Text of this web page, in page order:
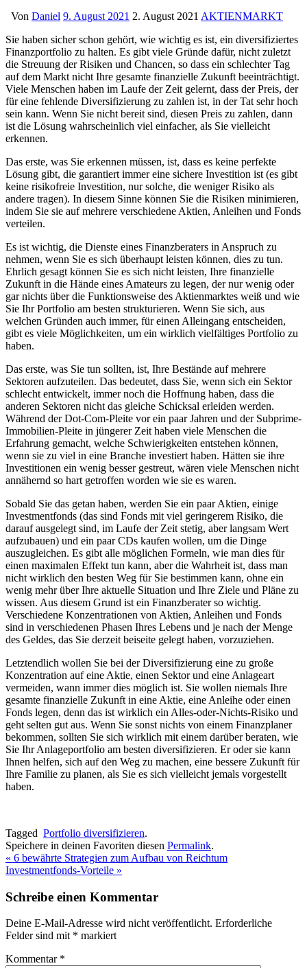
Von Daniel 9. August 2021 2. August 2021 AKTIENMARKT
Sie haben sicher schon gehört, wie wichtig es ist, ein diversifiziertes
Finanzportfolio zu halten. Es gibt viele Gründe dafür, nicht zuletzt
die Streuung der Risiken und Chancen, so dass ein schlechter Tag
auf dem Markt nicht Ihre gesamte finanzielle Zukunft beeinträchtigt.
Viele Menschen haben im Laufe der Zeit gelernt, dass der Preis, der
für eine fehlende Diversifizierung zu zahlen ist, in der Tat sehr hoch
sein kann. Wenn Sie nicht bereit sind, diesen Preis zu zahlen, dann
ist die Lösung wahrscheinlich viel einfacher, als Sie vielleicht
erkennen.
Das erste, was Sie erkennen müssen, ist, dass es keine perfekte
Lösung gibt, die garantiert immer eine sichere Investition ist (es gibt
keine risikofreie Investition, nur solche, die weniger Risiko als
andere tragen). In diesem Sinne können Sie die Risiken minimieren,
indem Sie sie auf mehrere verschiedene Aktien, Anleihen und Fonds
verteilen.
Es ist wichtig, die Dienste eines Finanzberaters in Anspruch zu
nehmen, wenn Sie es sich überhaupt leisten können, dies zu tun.
Ehrlich gesagt können Sie es sich nicht leisten, Ihre finanzielle
Zukunft in die Hände eines Amateurs zu legen, der nur wenig oder
gar nichts über die Funktionsweise des Aktienmarktes weiß und wie
Sie Ihr Portfolio am besten strukturieren. Wenn Sie sich, aus
welchen Gründen auch immer, für einen Alleingang entscheiden,
gibt es viele Möglichkeiten, um ein wirklich vielfältiges Portfolio zu
haben.
Das erste, was Sie tun sollten, ist, Ihre Bestände auf mehrere
Sektoren aufzuteilen. Das bedeutet, dass Sie, wenn sich ein Sektor
schlecht entwickelt, immer noch die Hoffnung haben, dass die
anderen Sektoren nicht das gleiche Schicksal erleiden werden.
Während der Dot-Com-Pleite vor ein paar Jahren und der Subprime-
Immobilien-Pleite in jüngerer Zeit haben viele Menschen die
Erfahrung gemacht, welche Schwierigkeiten entstehen können,
wenn sie zu viel in eine Branche investiert haben. Hätten sie ihre
Investitionen ein wenig besser gestreut, wären viele Menschen nicht
annähernd so hart getroffen worden wie sie es waren.
Sobald Sie das getan haben, werden Sie ein paar Aktien, einige
Investmentfonds (das sind Fonds mit viel geringerem Risiko, die
darauf ausgelegt sind, im Laufe der Zeit stetig, aber langsam Wert
aufzubauen) und ein paar CDs kaufen wollen, um die Dinge
auszugleichen. Es gibt alle möglichen Formeln, wie man dies für
einen maximalen Effekt tun kann, aber die Wahrheit ist, dass man
nicht wirklich den besten Weg für Sie bestimmen kann, ohne ein
wenig mehr über Ihre aktuelle Situation und Ihre Ziele und Pläne zu
wissen. Aus diesem Grund ist ein Finanzberater so wichtig.
Verschiedene Konzentrationen von Aktien, Anleihen und Fonds
sind in verschiedenen Phasen Ihres Lebens und je nach der Menge
des Geldes, das Sie derzeit beiseite gelegt haben, vorzuziehen.
Letztendlich wollen Sie bei der Diversifizierung eine zu große
Konzentration auf eine Aktie, einen Sektor und eine Anlageart
vermeiden, wann immer dies möglich ist. Sie wollen niemals Ihre
gesamte finanzielle Zukunft in eine Aktie, eine Anleihe oder einen
Fonds legen, denn das ist wirklich ein Alles-oder-Nichts-Risiko und
geht selten gut aus. Wenn Sie sonst nichts von einem Finanzplaner
bekommen, sollten Sie sich wirklich mit einem darüber beraten, wie
Sie Ihr Anlageportfolio am besten diversifizieren. Er oder sie kann
Ihnen helfen, sich auf den Weg zu machen, eine bessere Zukunft für
Ihre Familie zu planen, als Sie es sich vielleicht jemals vorgestellt
haben.
Tagged Portfolio diversifizieren.
Speichere in deinen Favoriten diesen Permalink.
« 6 bewährte Strategien zum Aufbau von Reichtum
Investmentfonds-Vorteile »
Schreibe einen Kommentar
Deine E-Mail-Adresse wird nicht veröffentlicht. Erforderliche
Felder sind mit * markiert
Kommentar *